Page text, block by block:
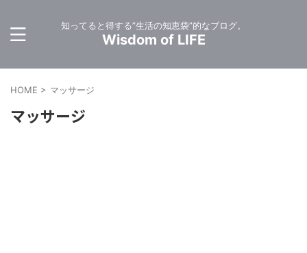
知ってると得する”生活の知恵袋”的なブログ。
Wisdom of LIFE
HOME > マッサージ
マッサージ